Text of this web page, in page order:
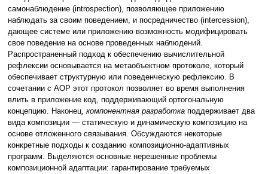
самонаблюдение (introspection), позволяющее приложению
наблюдать за своим поведением, и посредничество (intercession),
дающее системе или приложению возможность модифицировать
свое поведение на основе проведенных наблюдений.
Распространенный подход к обеспечению вычислительной
рефлексии основывается на метаобъектном протоколе, который
обеспечивает структурную или поведенческую рефлексию. В
сочетании с AOP этот протокол позволяет во время выполнения
влить в приложение код, поддерживающий ортогональную
концепцию. Наконец, компонентная разработка поддерживает два
вида композиции — статическую и динамическую композицию на
основе отложенного связывания. Обсуждаются некоторые
конкретные подходы к созданию композиционно-адаптивных
программ. Выделяются основные нерешенные проблемы
композиционной адаптации: гарантирование требуемых